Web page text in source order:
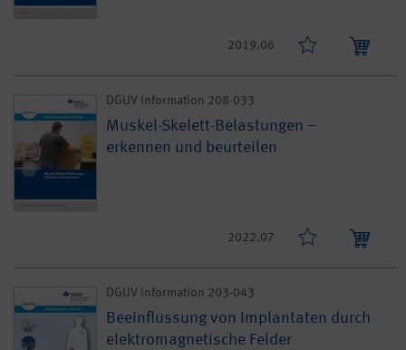
2019.06
DGUV Information 208-033
Muskel-Skelett-Belastungen –
erkennen und beurteilen
2022.07
DGUV Information 203-043
Beeinflussung von Implantaten durch
elektromagnetische Felder